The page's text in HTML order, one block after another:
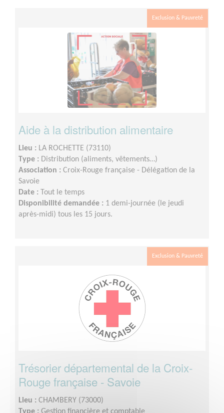
Exclusion & Pauvreté
Aide à la distribution alimentaire
Lieu : LA ROCHETTE (73110)
Type : Distribution (aliments, vêtements…)
Association : Croix-Rouge française - Délégation de la
Savoie
Date : Tout le temps
Disponibilité demandée : 1 demi-journée (le jeudi
après-midi) tous les 15 jours.
Exclusion & Pauvreté
Trésorier départemental de la Croix-
Rouge française - Savoie
Lieu : CHAMBERY (73000)